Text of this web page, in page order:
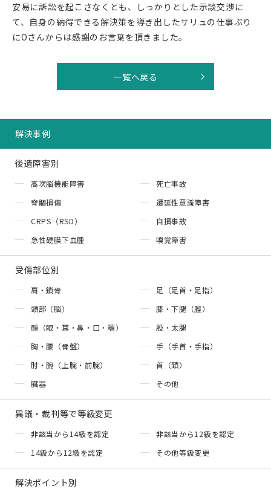
安易に訴訟を起こさなくとも、しっかりとした示談交渉に
て、自身の納得できる解決策を導き出したサリュの仕事ぶり
にOさんからは感謝のお言葉を頂きました。
一覧へ戻る
解決事例
後遺障害別
高次脳機能障害
死亡事故
脊髄損傷
遷延性意識障害
CRPS（RSD）
自損事故
急性硬膜下血腫
嗅覚障害
受傷部位別
肩・鎖骨
足（足首・足指）
頭部（脳）
膝・下腿（脛）
顔（眼・耳・鼻・口・顎）
股・太腿
胸・腰（骨盤）
手（手首・手指）
肘・腕（上腕・前腕）
首（頚）
臓器
その他
異議・裁判等で等級変更
非該当から14級を認定
非該当から12級を認定
14級から12級を認定
その他等級変更
解決ポイント別